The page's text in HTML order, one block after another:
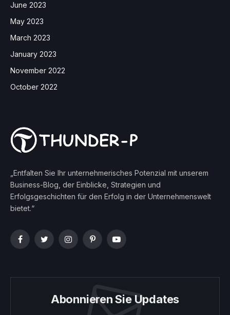
June 2023
May 2023
March 2023
January 2023
November 2022
October 2022
„Entfalten Sie Ihr unternehmerisches Potenzial mit unserem
Business-Blog, der Einblicke, Strategien und
Erfolgsgeschichten für den Erfolg in der Unternehmenswelt
bietet.“
FacebookTwitterInstagramPinterestYouTube
Abonnieren Sie Updates